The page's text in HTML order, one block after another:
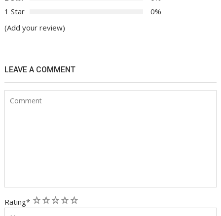
1 Star
0%
(Add your review)
LEAVE A COMMENT
Rating* 5
4
3
2
1